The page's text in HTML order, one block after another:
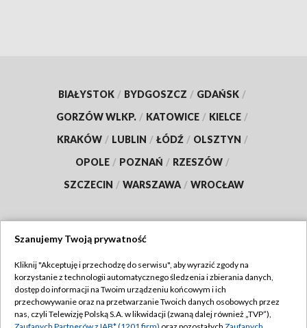
BIAŁYSTOK / BYDGOSZCZ / GDAŃSK /
GORZÓW WLKP. / KATOWICE / KIELCE /
KRAKÓW / LUBLIN / ŁÓDŹ / OLSZTYN /
OPOLE / POZNAŃ / RZESZÓW /
SZCZECIN / WARSZAWA / WROCŁAW
TVP
Abonament TVP
Emisja w TVP
Regulamin TVP
Szanujemy Twoją prywatność
Kliknij "Akceptuję i przechodzę do serwisu", aby wyrazić zgody na
korzystanie z technologii automatycznego śledzenia i zbierania danych,
dostęp do informacji na Twoim urządzeniu końcowym i ich
przechowywanie oraz na przetwarzanie Twoich danych osobowych przez
nas, czyli Telewizję Polską S.A. w likwidacji (zwaną dalej również „TVP”),